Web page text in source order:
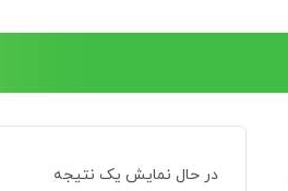
در حال نمایش یک نتیجه